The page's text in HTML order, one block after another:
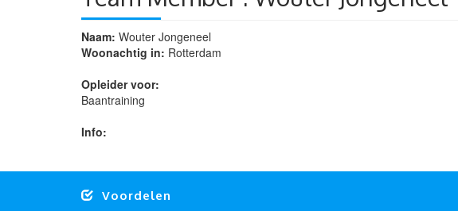
Naam: Wouter Jongeneel
Woonachtig in: Rotterdam
Opleider voor:
Baantraining
Info:
Voordelen